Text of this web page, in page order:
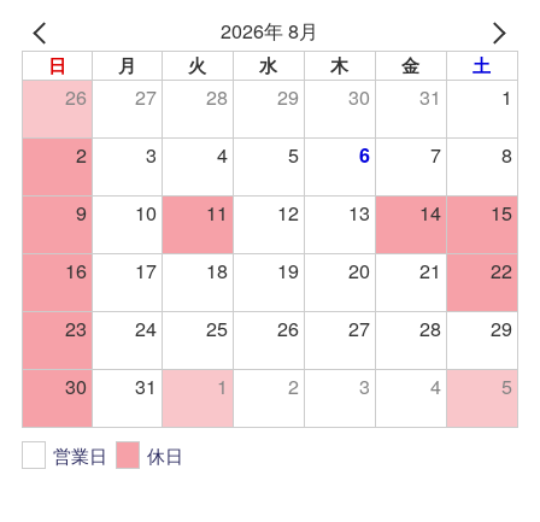
2026年 8月
日 月 火 水 木 金 土
26 27 28 29 30 31
1
2
3 4 5 6 7
8
9
10 11 12 13 14
15
16
17 18 19 20 21
22
23
24 25 26 27 28
29
30
31 1 2 3 4 5
営業日 休日